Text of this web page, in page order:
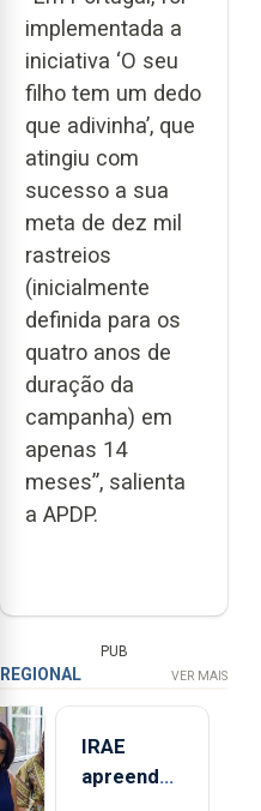
implementada a
iniciativa ‘O seu
filho tem um dedo
que adivinha’, que
atingiu com
sucesso a sua
meta de dez mil
rastreios
(inicialmente
definida para os
quatro anos de
duração da
campanha) em
apenas 14
meses”, salienta
a APDP.
PUB
REGIONAL VER MAIS
IRAE
apreendeu